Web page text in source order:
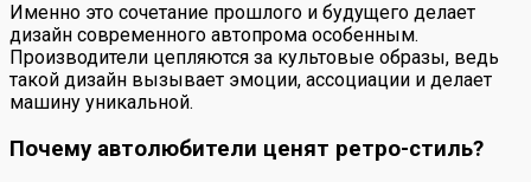
Именно это сочетание прошлого и будущего делает
дизайн современного автопрома особенным.
Производители цепляются за культовые образы, ведь
такой дизайн вызывает эмоции, ассоциации и делает
машину уникальной.
Почему автолюбители ценят ретро-стиль?